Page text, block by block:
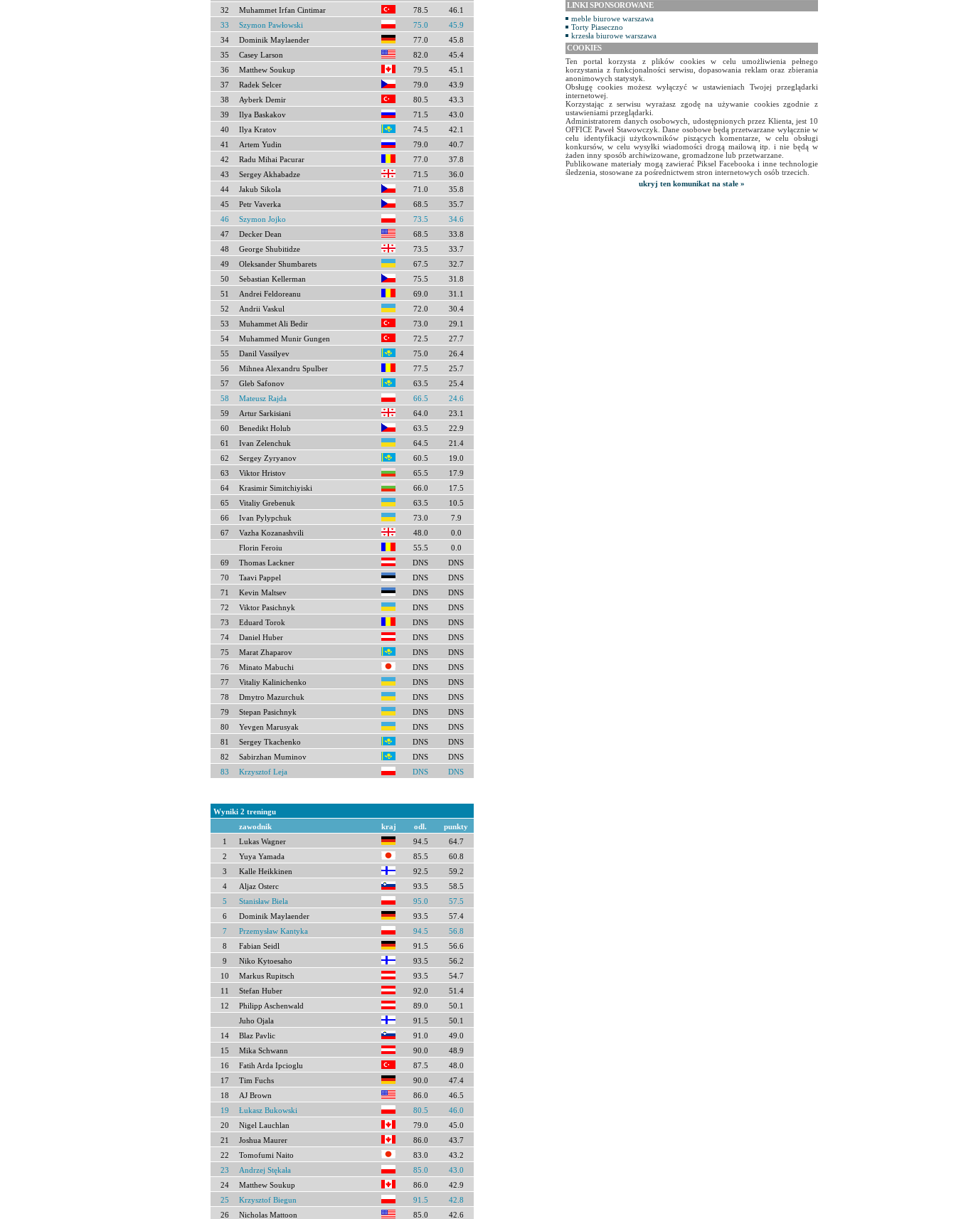
32
Muhammet Irfan Cintimar 78.5
46.1
33
Szymon Pawłowski 75.0
45.9
34
Dominik Maylaender 77.0
45.8
35
Casey Larson 82.0
45.4
36
Matthew Soukup 79.5
45.1
37
Radek Selcer 79.0
43.9
38
Ayberk Demir 80.5
43.3
39
Ilya Baskakov 71.5
43.0
40
Ilya Kratov 74.5
42.1
41
Artem Yudin 79.0
40.7
42
Radu Mihai Pacurar 77.0
37.8
43
Sergey Akhabadze 71.5
36.0
44
Jakub Sikola 71.0
35.8
45
Petr Vaverka 68.5
35.7
46
Szymon Jojko 73.5
34.6
47
Decker Dean 68.5
33.8
48
George Shubitidze 73.5
33.7
49
Oleksander Shumbarets 67.5
32.7
50
Sebastian Kellerman 75.5
31.8
51
Andrei Feldoreanu 69.0
31.1
52
Andrii Vaskul 72.0
30.4
53
Muhammet Ali Bedir 73.0
29.1
54
Muhammed Munir Gungen 72.5
27.7
55
Danil Vassilyev 75.0
26.4
56
Mihnea Alexandru Spulber 77.5
25.7
57
Gleb Safonov 63.5
25.4
58
Mateusz Rajda 66.5
24.6
59
Artur Sarkisiani 64.0
23.1
60
Benedikt Holub 63.5
22.9
61
Ivan Zelenchuk 64.5
21.4
62
Sergey Zyryanov 60.5
19.0
63
Viktor Hristov 65.5
17.9
64
Krasimir Simitchiyiski 66.0
17.5
65
Vitaliy Grebenuk 63.5
10.5
66
Ivan Pylypchuk 73.0
7.9
67
Vazha Kozanashvili 48.0
0.0
Florin Feroiu
55.5
0.0
69
Thomas Lackner DNS
DNS
70
Taavi Pappel DNS
DNS
71
Kevin Maltsev DNS
DNS
72
Viktor Pasichnyk DNS
DNS
73
Eduard Torok DNS
DNS
74
Daniel Huber DNS
DNS
75
Marat Zhaparov DNS
DNS
76
Minato Mabuchi DNS
DNS
77
Vitaliy Kalinichenko DNS
DNS
78
Dmytro Mazurchuk DNS
DNS
79
Stepan Pasichnyk DNS
DNS
80
Yevgen Marusyak DNS
DNS
81
Sergey Tkachenko DNS
DNS
82
Sabirzhan Muminov DNS
DNS
83
Krzysztof Leja DNS DNS
Wyniki 2 treningu
zawodnik
kraj odl.
punkty
1
Lukas Wagner 94.5
64.7
2
Yuya Yamada 85.5
60.8
3
Kalle Heikkinen 92.5
59.2
4
Aljaz Osterc 93.5
58.5
5
Stanisław Biela 95.0
57.5
6
Dominik Maylaender 93.5
57.4
7
Przemysław Kantyka 94.5
56.8
8
Fabian Seidl 91.5
56.6
9
Niko Kytoesaho 93.5
56.2
10
Markus Rupitsch 93.5
54.7
11
Stefan Huber 92.0
51.4
12
Philipp Aschenwald 89.0
50.1
Juho Ojala
91.5
50.1
14
Blaz Pavlic 91.0
49.0
15
Mika Schwann 90.0
48.9
16
Fatih Arda Ipcioglu 87.5
48.0
17
Tim Fuchs 90.0
47.4
18
AJ Brown 86.0
46.5
19
Łukasz Bukowski 80.5
46.0
20
Nigel Lauchlan 79.0
45.0
21
Joshua Maurer 86.0
43.7
22
Tomofumi Naito 83.0
43.2
23
Andrzej Stękała 85.0
43.0
24
Matthew Soukup 86.0
42.9
25
Krzysztof Biegun 91.5
42.8
26
Nicholas Mattoon 85.0 42.6
LINKI SPONSOROWANE
meble biurowe warszawa
Torty Piaseczno
krzesła biurowe warszawa
COOKIES
Ten portal korzysta z plików cookies w celu umożliwienia pełnego
korzystania z funkcjonalności serwisu, dopasowania reklam oraz zbierania
anonimowych statystyk.
Obsługę cookies możesz wyłączyć w ustawieniach Twojej przeglądarki
internetowej.
Korzystając z serwisu wyrażasz zgodę na używanie cookies zgodnie z
ustawieniami przeglądarki.
Administratorem danych osobowych, udostępnionych przez Klienta, jest 10
OFFICE Paweł Stawowczyk. Dane osobowe będą przetwarzane wyłącznie w
celu identyfikacji użytkowników piszących komentarze, w celu obsługi
konkursów, w celu wysyłki wiadomości drogą mailową itp. i nie będą w
żaden inny sposób archiwizowane, gromadzone lub przetwarzane.
Publikowane materiały mogą zawierać Piksel Facebooka i inne technologie
śledzenia, stosowane za pośrednictwem stron internetowych osób trzecich.
ukryj ten komunikat na stałe »